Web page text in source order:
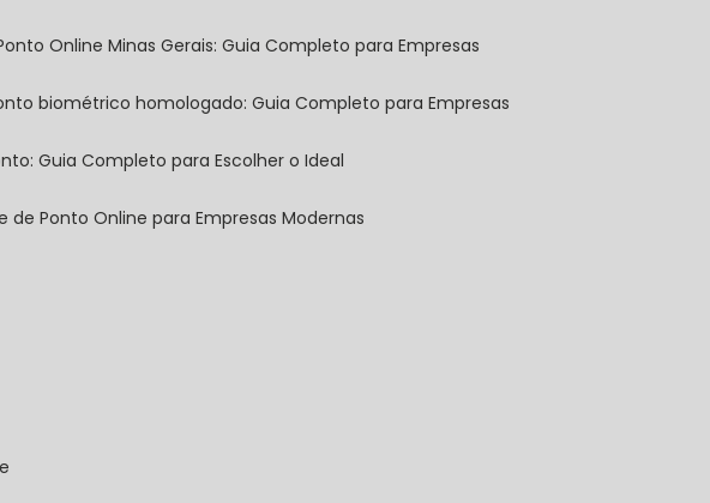
Online Minas Gerais: Guia Completo para Empresas
biométrico homologado: Guia Completo para Empresas
Guia Completo para Escolher o Ideal
de Ponto Online para Empresas Modernas